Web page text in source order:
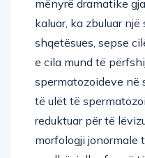
kaluar, ka zbuluar
shqetësues, sepse
e cila mund të
spermatozoideve në
të ulët të
reduktuar për të
morfologji jonormale
madhësi dhe formë